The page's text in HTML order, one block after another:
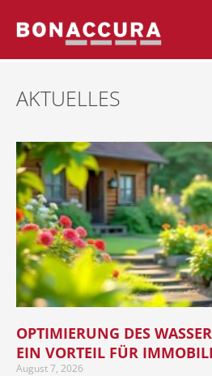
AKTUELLES
OPTIMIERUNG DES
EIN VORTEIL FÜR
August 7, 2026